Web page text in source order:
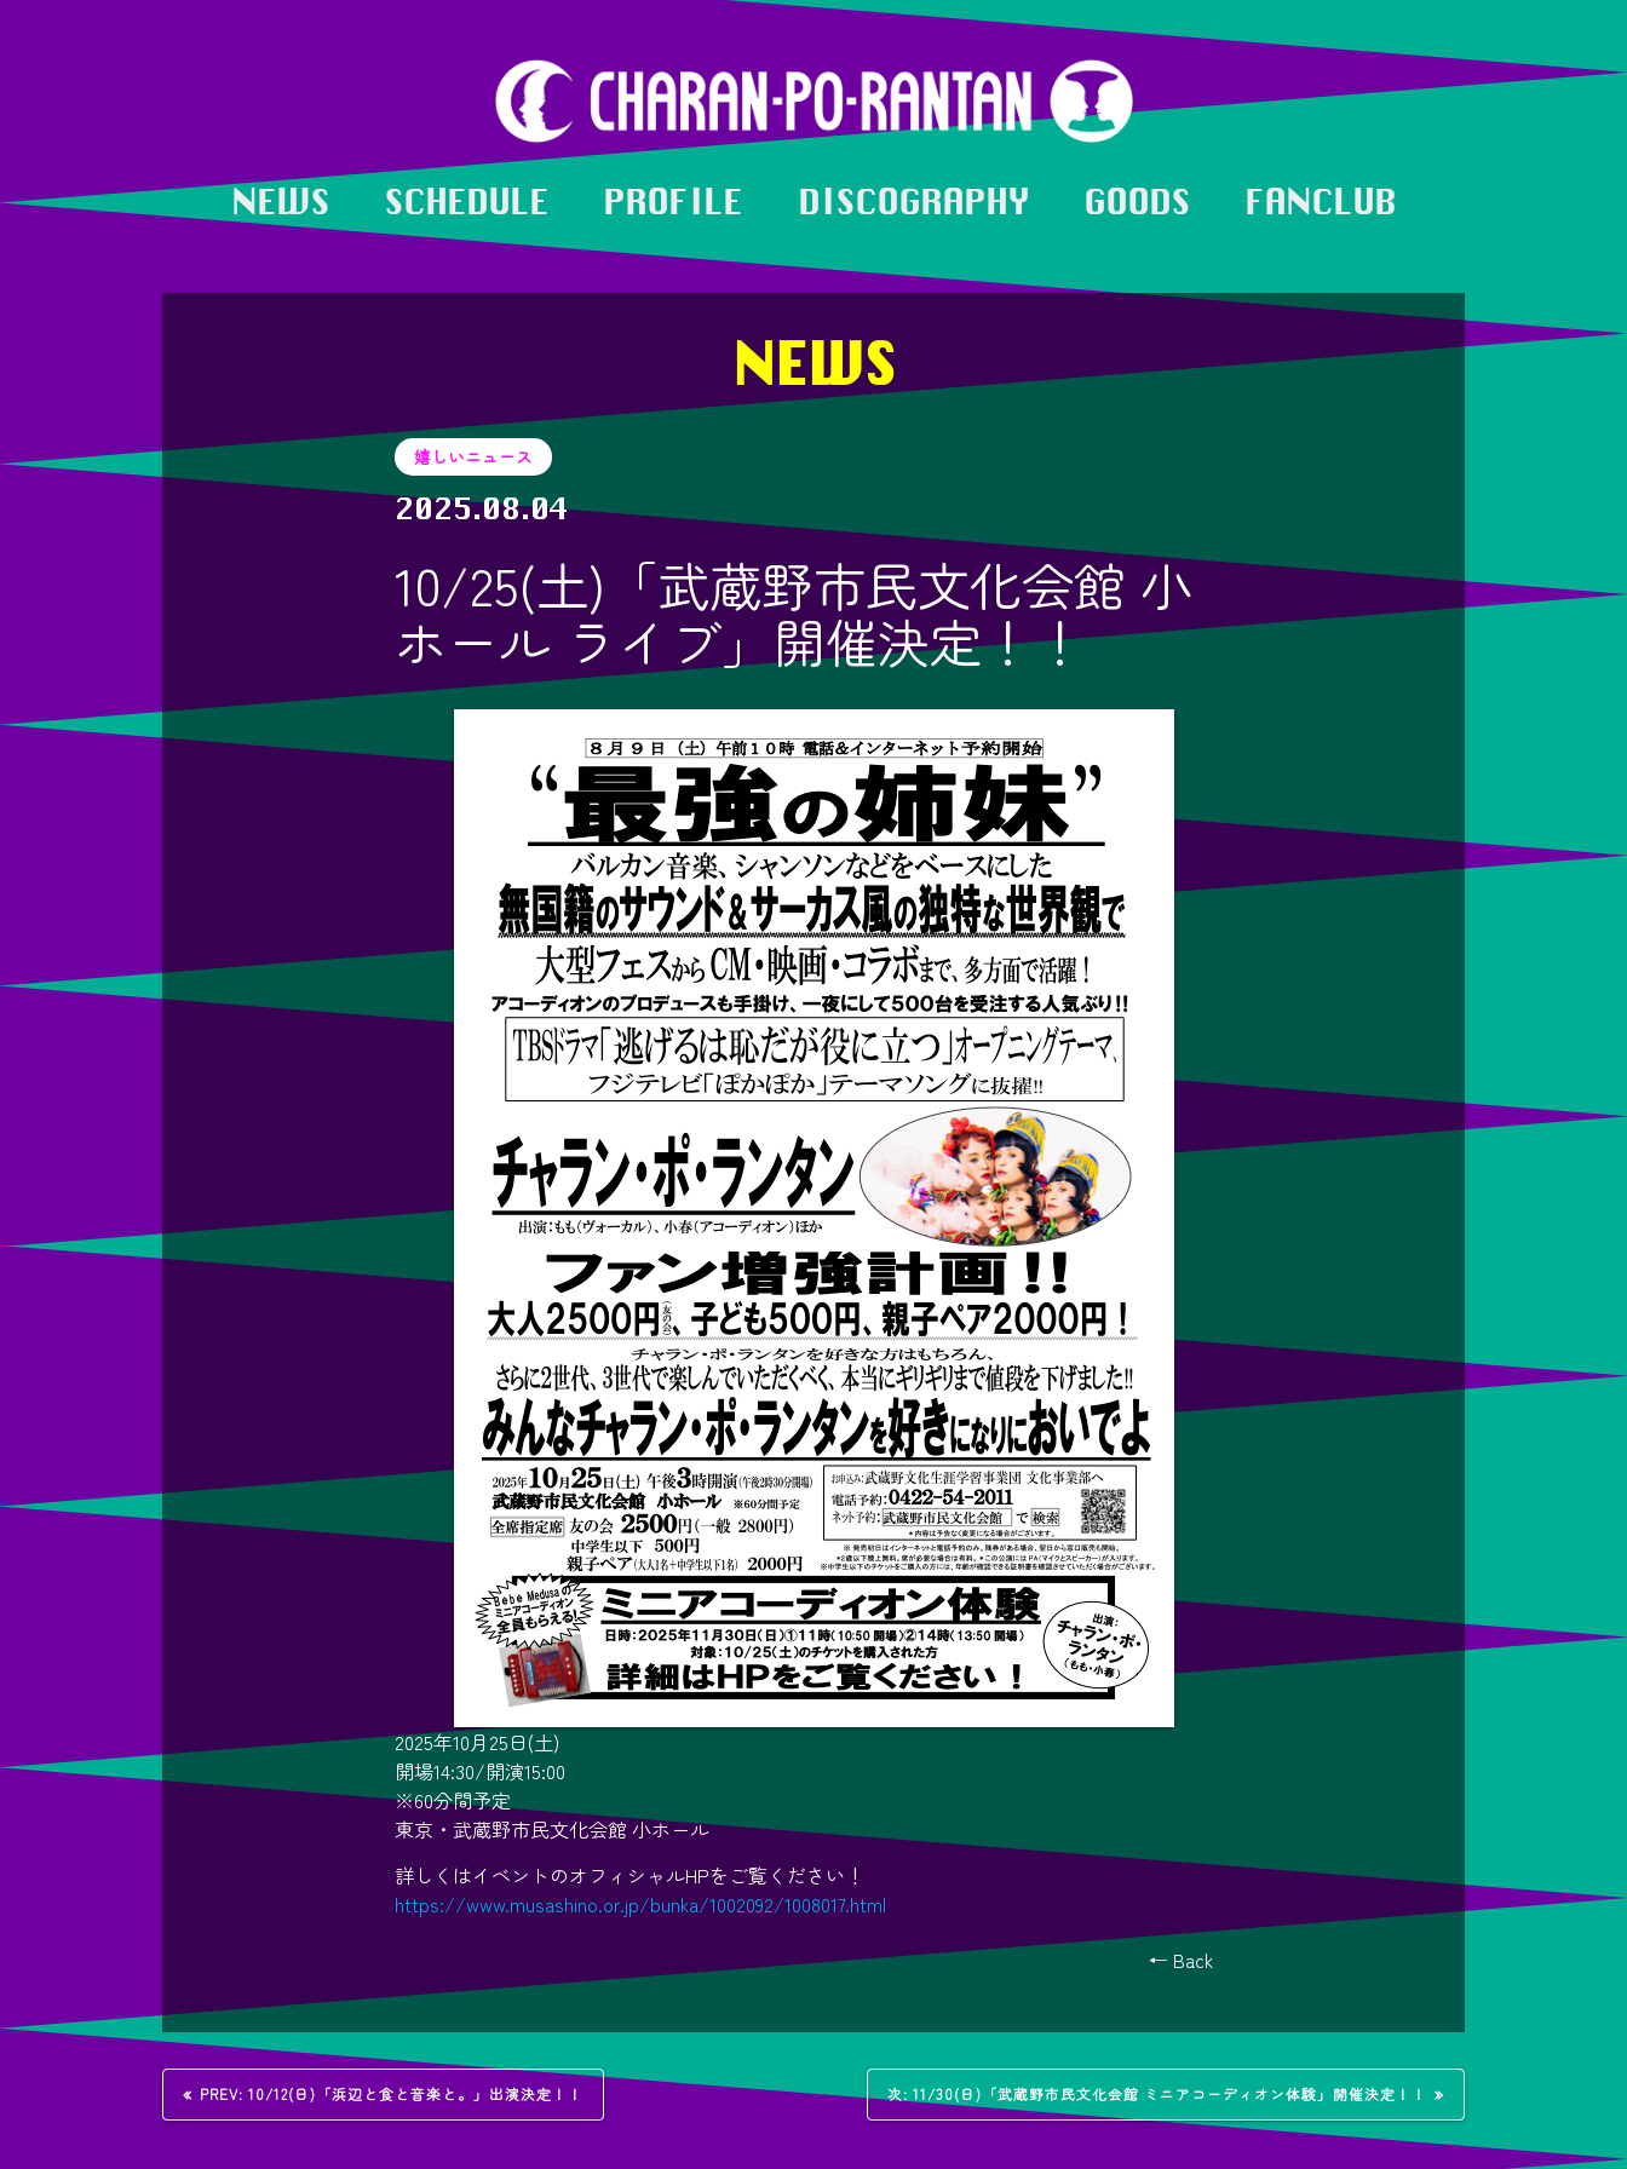
NEWS SCHEDULE PROFILE DISCOGRAPHY GOODS FANCLUB
NEWS
嬉しいニュース
2025.08.04
10/25(土)「武蔵野市民文化会館 小
ホール ライブ」開催決定！！
2025年10月25日(土)
開場14:30/開演15:00
※60分間予定
東京・武蔵野市民文化会館 小ホール
詳しくはイベントのオフィシャルHPをご覧ください！
https://www.musashino.or.jp/bunka/1002092/1008017.html
← Back
投PREV: 過
の
10/12(日)「浜辺と食と音楽と。」出演決定！！ 次: 次
の
投
11/30(日)「武蔵野市民文化会館 ミニアコーディオン体験」開催決定！！